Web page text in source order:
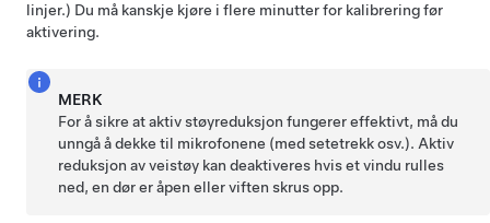
linjer.) Du må kanskje kjøre i flere minutter for kalibrering før
aktivering.
MERK
For å sikre at aktiv støyreduksjon fungerer effektivt, må du
unngå å dekke til mikrofonene (med setetrekk osv.). Aktiv
reduksjon av veistøy kan deaktiveres hvis et vindu rulles
ned, en dør er åpen eller viften skrus opp.